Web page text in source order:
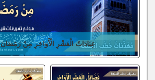
عِبَادَاتُ الْعَشْرِ الْأَوَاخِرِ مِنْ رَمَضَانَ